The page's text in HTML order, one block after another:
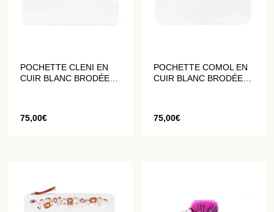
POCHETTE CLENI EN
CUIR BLANC BRODÉE
75,00€
POCHETTE COMOL EN
CUIR BLANC BRODÉE
75,00€